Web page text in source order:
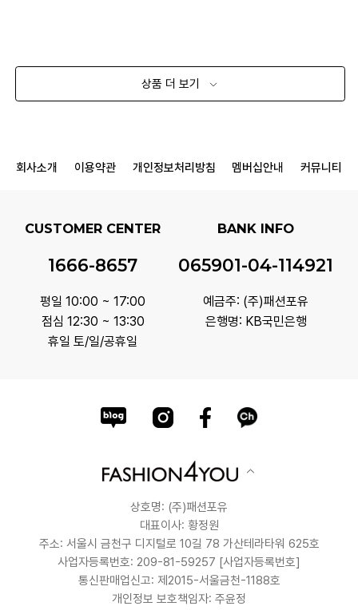
상품 더 보기
회사소개 이용약관 개인정보처리방침 멤버십안내 커뮤니티
CUSTOMER CENTER
1666-8657
평일 10:00 ~ 17:00
점심 12:30 ~ 13:30
휴일 토/일/공휴일
BANK INFO
065901-04-114921
예금주: (주)패션포유
은행명: KB국민은행
상호명: (주)패션포유
대표이사: 황정원
주소: 서울시 금천구 디지털로 10길 78 가산테라타워 625호
사업자등록번호: 209-81-59257 [사업자등록번호]
통신판매업신고: 제2015-서울금천-1188호
개인정보 보호책임자: 주윤정